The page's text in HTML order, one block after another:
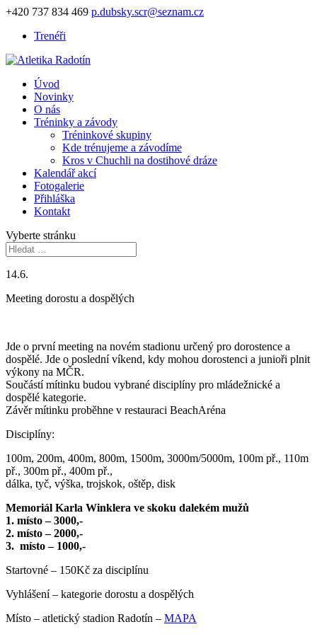
+420 737 834 469 p.dubsky.scr@seznam.cz
Trenéři
Úvod
Novinky
O nás
Tréninky a závody
Tréninkové skupiny
Kde trénujeme a závodíme
Kros v Chuchli na dostihové dráze
Kalendář akcí
Fotogalerie
Přihláška
Kontakt
Vyberte stránku
14.6.
Meeting dorostu a dospělých
Jde o první meeting na novém stadionu určený pro dorostence a
dospělé. Jde o poslední víkend, kdy mohou dorostenci a junioři plnit
výkony na MČR.
Součástí mítinku budou vybrané disciplíny pro mládežnické a
dospělé kategorie.
Závěr mítinku proběhne v restauraci BeachAréna
Disciplíny:
100m, 200m, 400m, 800m, 1500m, 3000m/5000m, 100m př., 110m
př., 300m př., 400m př.,
dálka, tyč, výška, trojskok, oštěp, disk
Memoriál Karla Winklera ve skoku dalekém mužů
1. místo – 3000,-
2. místo – 2000,-
3. místo – 1000,-
Startovné – 150Kč za disciplínu
Vyhlášení – kategorie dorostu a dospělých
Místo – atletický stadion Radotín – MAPA